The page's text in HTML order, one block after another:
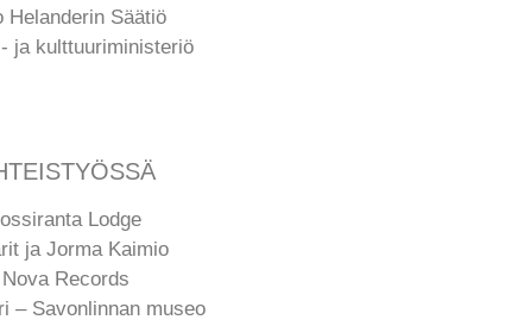
Helanderin Säätiö
ja kulttuuriministeriö
Lodge
ja Jorma Kaimio
Nova Records
– Savonlinnan museo